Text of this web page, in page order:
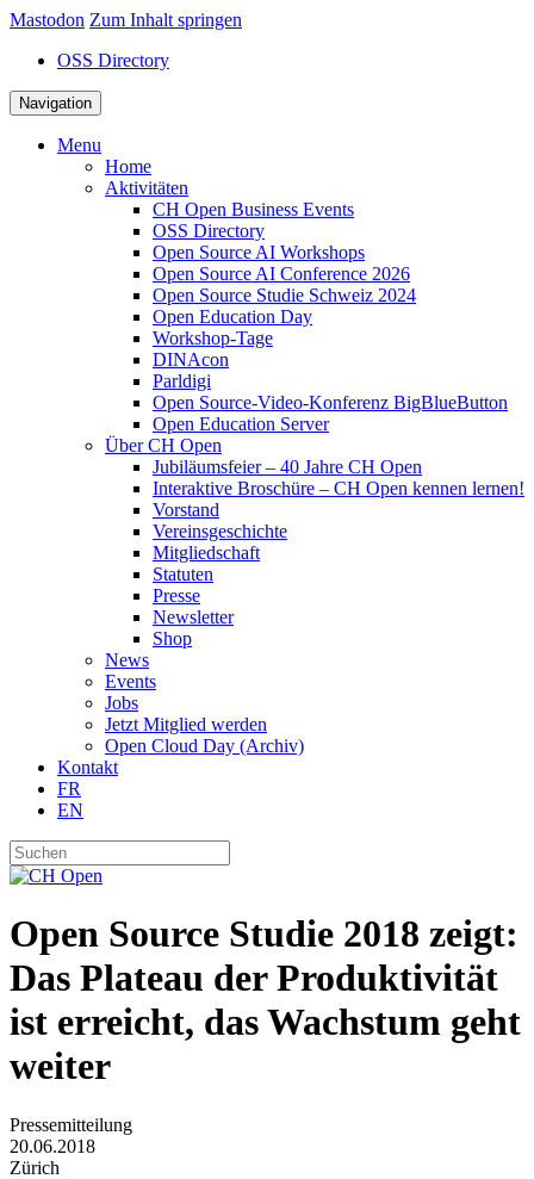
Mastodon Zum Inhalt springen
OSS Directory
Navigation
Menu
Home
Aktivitäten
CH Open Business Events
OSS Directory
Open Source AI Workshops
Open Source AI Conference 2026
Open Source Studie Schweiz 2024
Open Education Day
Workshop-Tage
DINAcon
Parldigi
Open Source-Video-Konferenz BigBlueButton
Open Education Server
Über CH Open
Jubiläumsfeier – 40 Jahre CH Open
Interaktive Broschüre – CH Open kennen lernen!
Vorstand
Vereinsgeschichte
Mitgliedschaft
Statuten
Presse
Newsletter
Shop
News
Events
Jobs
Jetzt Mitglied werden
Open Cloud Day (Archiv)
Kontakt
FR
EN
Open Source Studie 2018 zeigt:
Das Plateau der Produktivität
ist erreicht, das Wachstum geht
weiter
Pressemitteilung
20.06.2018
Zürich